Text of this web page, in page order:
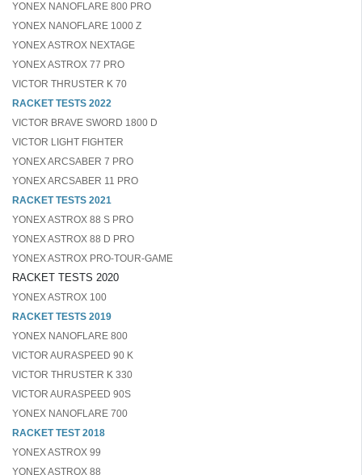
YONEX NANOFLARE 800 PRO
YONEX NANOFLARE 1000 Z
YONEX ASTROX NEXTAGE
YONEX ASTROX 77 PRO
VICTOR THRUSTER K 70
RACKET TESTS 2022
VICTOR BRAVE SWORD 1800 D
VICTOR LIGHT FIGHTER
YONEX ARCSABER 7 PRO
YONEX ARCSABER 11 PRO
RACKET TESTS 2021
YONEX ASTROX 88 S PRO
YONEX ASTROX 88 D PRO
YONEX ASTROX PRO-TOUR-GAME
RACKET TESTS 2020
YONEX ASTROX 100
RACKET TESTS 2019
YONEX NANOFLARE 800
VICTOR AURASPEED 90 K
VICTOR THRUSTER K 330
VICTOR AURASPEED 90S
YONEX NANOFLARE 700
RACKET TEST 2018
YONEX ASTROX 99
YONEX ASTROX 88